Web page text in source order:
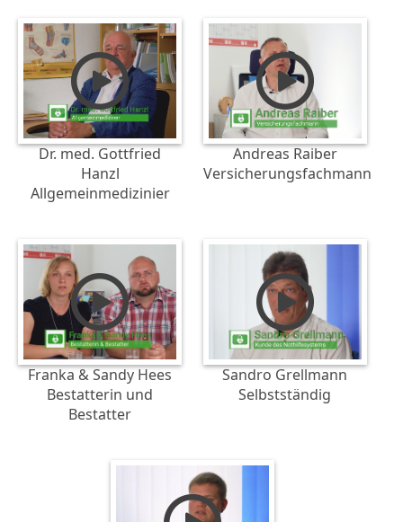
Dr. med. Gottfried
Hanzl
Allgemeinmedizinier
Andreas Raiber
Versicherungsfachmann
Franka & Sandy Hees
Bestatterin und
Bestatter
Sandro Grellmann
Selbstständig